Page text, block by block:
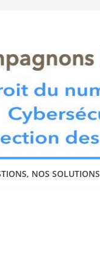
NOS SOLUTIONS